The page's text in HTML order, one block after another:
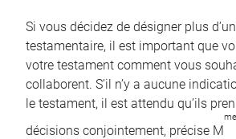
Si vous décidez de désigner plus
testamentaire, il est important que
votre testament comment vous
collaborent. S’il n’y a aucune
le testament, il est attendu qu’ils
décisions conjointement, précise M
me